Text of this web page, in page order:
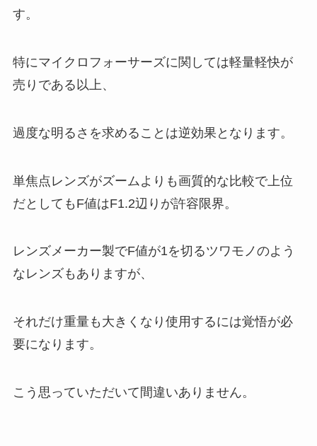
す。
特にマイクロフォーサーズに関しては軽量軽快が
売りである以上、
過度な明るさを求めることは逆効果となります。
単焦点レンズがズームよりも画質的な比較で上位
だとしてもF値はF1.2辺りが許容限界。
レンズメーカー製でF値が1を切るツワモノのよう
なレンズもありますが、
それだけ重量も大きくなり使用するには覚悟が必
要になります。
こう思っていただいて間違いありません。